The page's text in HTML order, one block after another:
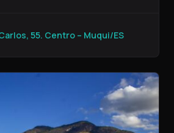
55. Centro – Muqui/ES